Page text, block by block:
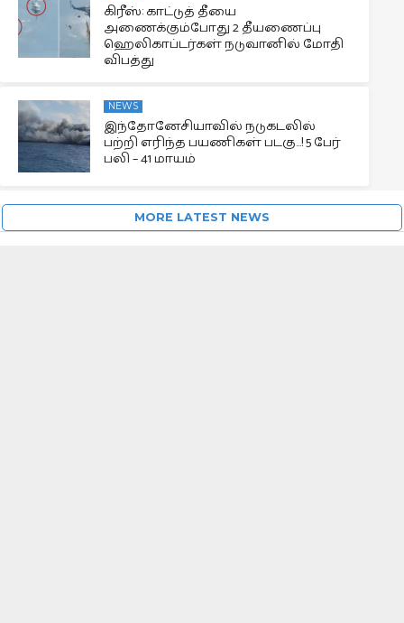
கிரீஸ்: காட்டுத் தீயை
அணைக்கும்போது 2 தீயணைப்பு
ஹெலிகாப்டர்கள் நடுவானில் மோதி
விபத்து
NEWS
இந்தோனேசியாவில் நடுகடலில்
பற்றி எரிந்த பயணிகள் படகு…! 5 பேர்
பலி – 41 மாயம்
MORE LATEST NEWS